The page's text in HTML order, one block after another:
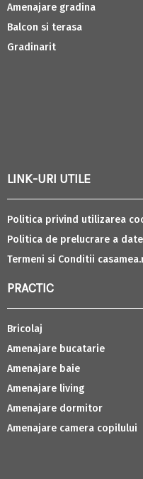
Amenajare gradina
Balcon si terasa
Gradinarit
LINK-URI UTILE
Politica privind utilizarea
Politica de prelucrare a
Termeni si Conditii
PRACTIC
Bricolaj
Amenajare bucatarie
Amenajare baie
Amenajare living
Amenajare dormitor
Amenajare camera copilului